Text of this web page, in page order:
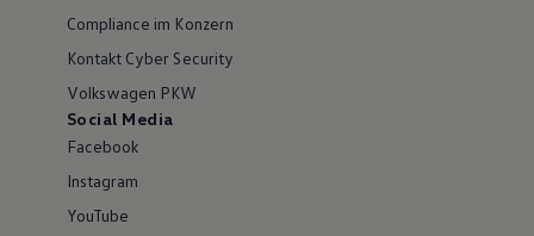
Compliance im Konzern
Kontakt Cyber Security
Volkswagen PKW
Social Media
Facebook
Instagram
YouTube